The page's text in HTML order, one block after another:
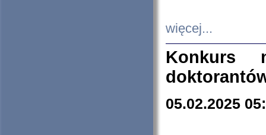
więcej...
Konkurs
05.02.2025